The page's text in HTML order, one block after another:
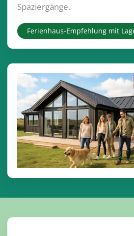
Spaziergänge.
Ferienhaus-Empfehlung mit